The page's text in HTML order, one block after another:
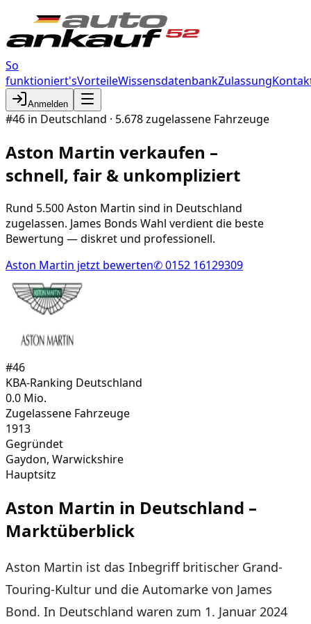
So
funktioniert'sVorteileWissensdatenbankZulassung
Anmelden
#46 in Deutschland · 5.678zugelassene Fahrzeuge
Aston Martin verkaufen –
schnell, fair & unkompliziert
Rund 5.500 Aston Martin sind in Deutschland
zugelassen. James Bonds Wahl verdient die beste
Bewertung — diskret und professionell.
Aston Martin jetzt bewerten✆ 0152 16129309
#46
KBA-Ranking Deutschland
0.0 Mio.
Zugelassene Fahrzeuge
1913
Gegründet
Gaydon, Warwickshire
Hauptsitz
Aston Martin in Deutschland –
Marktüberblick
Aston Martin ist das Inbegriff britischer Grand-
Touring-Kultur und die Automarke von James
Bond. In Deutschland waren zum 1. Januar 2024